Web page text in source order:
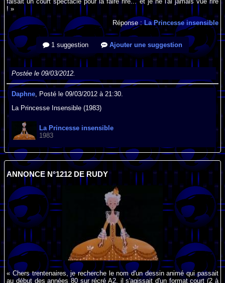
! »
Réponse :La Princesse insensible
1 suggestion Ajouter une suggestion
Postée le 09/03/2012.
Daphne , Posté le 09/03/2012 à 21:30.
La Princesse Insensible (1983)
La Princesse insensible
1983
ANNONCE N°1212 DE RUDY
« Chers trentenaires, je recherche le nom d'un dessin animé qui passait
au début des années 80 sur récré A2, il s'agissait d'un format court (2 à